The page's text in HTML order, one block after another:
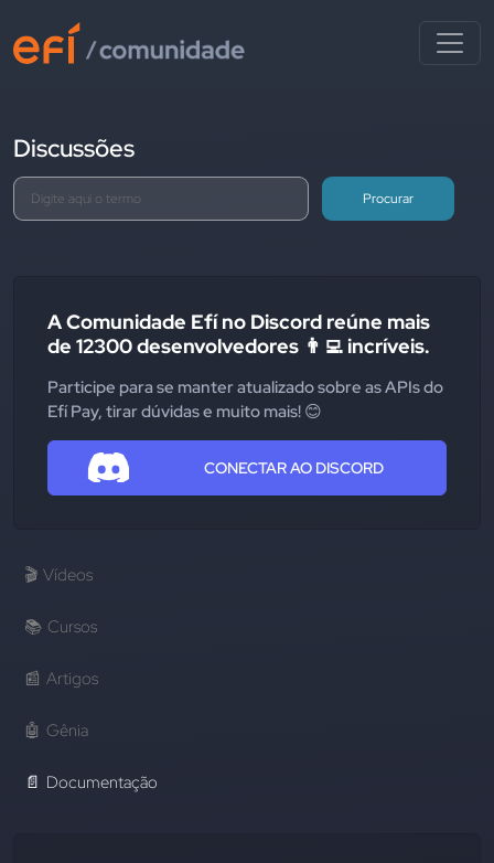
Discussões
Procurar
A Comunidade Efí no Discord reúne mais
de 12300 desenvolvedores 👨‍💻 incríveis.
Participe para se manter atualizado sobre as APIs do
Efí Pay, tirar dúvidas e muito mais! 😊
CONECTAR AO DISCORD
🎬 Vídeos
📚 Cursos
📰 Artigos
🤖 Gênia
📄 Documentação